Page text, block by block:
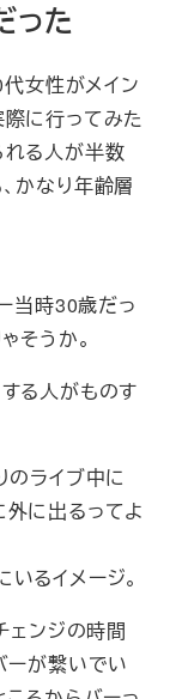
った
女性がメイン
に行ってみた
れる人が半数
かなり年齢層
当時30歳だっ
そうか。
る人がものす
のライブ中に
に出るってよ
るイメージ。
ェンジの時間
ーが繋いでい